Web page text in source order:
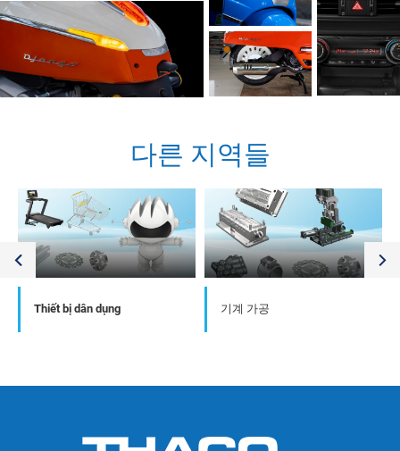
다른 지역들
Thiết bị dân dụng 기계 가공